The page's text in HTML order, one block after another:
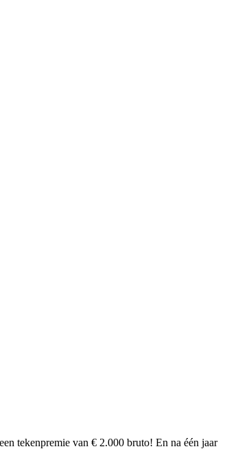
tekenpremie van € 2.000 bruto! En na één jaar